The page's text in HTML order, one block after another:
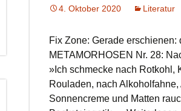
4. Oktober 2020 Literatur
Fix Zone: Gerade erschienen:
METAMORHOSEN Nr. 28:
»Ich schmecke nach Rotkohl,
Rouladen, nach Alkoholfahne,
Sonnencreme und Matten